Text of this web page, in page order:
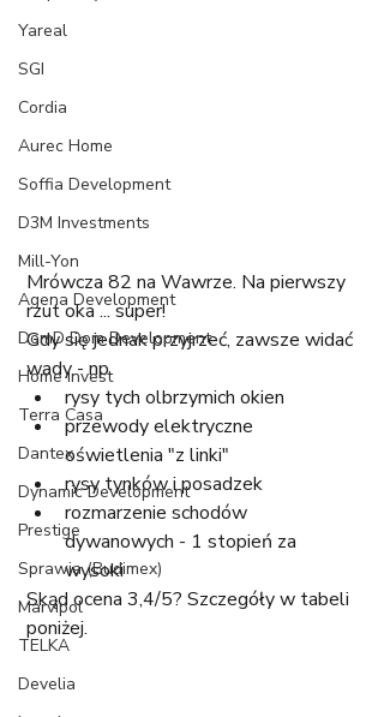
Yareal
SGI
Cordia
Aurec Home
Soffia Development
D3M Investments
Mill-Yon
Agena Development
DomD Dom Development
Home Invest
Terra Casa
Dantex
Dynamic Development
Prestige
Sprawia (Budimex)
Marvipol
TELKA
Develia
Mrówcza 82 na Wawrze. Na pierwszy
rzut oka ... super!
Gdy się jednak przyjrzeć, zawsze widać
wady - np.
rysy tych olbrzymich okien
przewody elektryczne
oświetlenia "z linki"
rysy tynków i posadzek
rozmarzenie schodów
dywanowych - 1 stopień za
wysoki
Skąd ocena 3,4/5? Szczegóły w tabeli
poniżej.